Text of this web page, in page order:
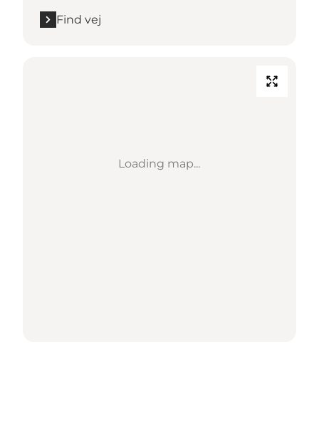
Find vej
Loading map...